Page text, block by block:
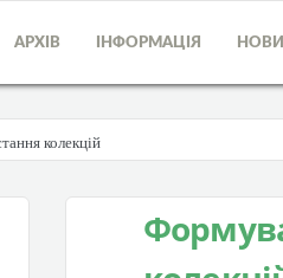
АРХІВ ІНФОРМАЦІЯ
колекцій